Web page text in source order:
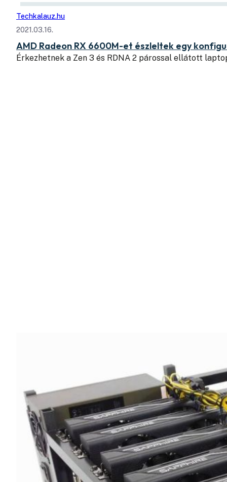
Techkalauz.hu
2021.03.16.
AMD Radeon RX 6600M-et észleltek egy
Érkezhetnek a Zen 3 és RDNA 2 párossal ellátott